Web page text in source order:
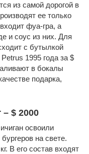
из самой дорогой в
ее только
фуа-гра, а
и соус из них. Для
с бутылкой
1995 года за $
в бокалы
подарка,
$ 2000
освоили
на свете.
В его состав входят